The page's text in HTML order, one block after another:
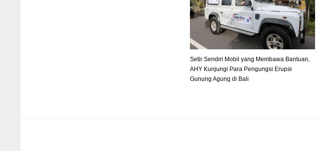
Setir Sendiri Mobil yang Membawa Bantuan,
AHY Kunjungi Para Pengungsi Erupsi
Gunung Agung di Bali